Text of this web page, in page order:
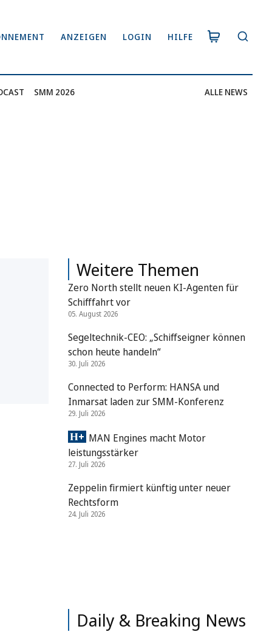
ANZEIGEN LOGIN HILFE
SMM 2026 ALLE NEWS
Weitere Themen
Zero North stellt neuen KI-Agenten für
Schifffahrt vor
05. August 2026
Segeltechnik-CEO: „Schiffseigner können
schon heute handeln“
30. Juli 2026
Connected to Perform: HANSA und
Inmarsat laden zur SMM-Konferenz
29. Juli 2026
MAN Engines macht Motor
leistungsstärker
27. Juli 2026
Zeppelin firmiert künftig unter neuer
Rechtsform
24. Juli 2026
Daily & Breaking News